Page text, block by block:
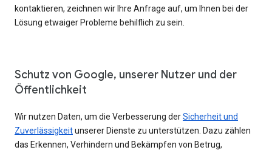
kontaktieren, zeichnen wir Ihre Anfrage auf, um Ihnen bei der
Lösung etwaiger Probleme behilflich zu sein.
Schutz von Google, unserer Nutzer und der
Öffentlichkeit
Wir nutzen Daten, um die Verbesserung derSicherheit und
Zuverlässigkeitunserer Dienste zu unterstützen. Dazu zählen
das Erkennen, Verhindern und Bekämpfen von Betrug,